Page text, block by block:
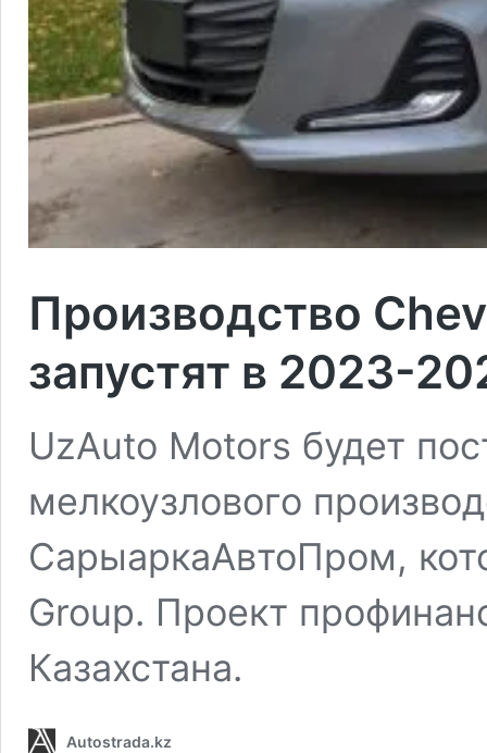
Производство
запустят в 2023-
UzAuto Motors будет
мелкоузлового
СарыаркаАвтоПром,
Group. Проект
Казахстана.
Autostrada.kz